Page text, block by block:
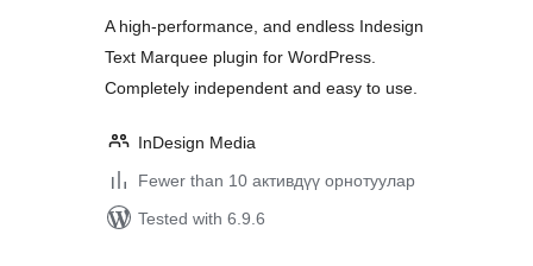
A high-performance, and endless Indesign
Text Marquee plugin for WordPress.
Completely independent and easy to use.
InDesign Media
Fewer than 10 активдүү орнотуулар
Tested with 6.9.6